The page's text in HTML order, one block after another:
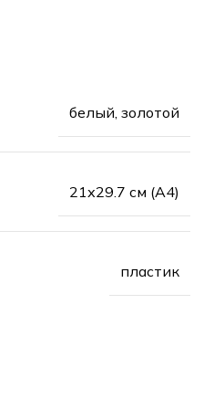
белый, золотой
21х29.7 см (А4)
пластик